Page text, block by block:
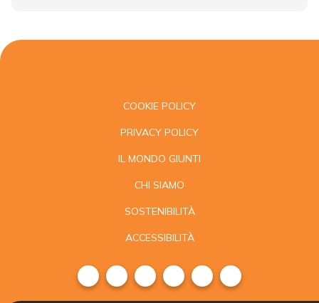
COOKIE POLICY
PRIVACY POLICY
IL MONDO GIUNTI
CHI SIAMO
SOSTENIBILITÀ
ACCESSIBILITÀ